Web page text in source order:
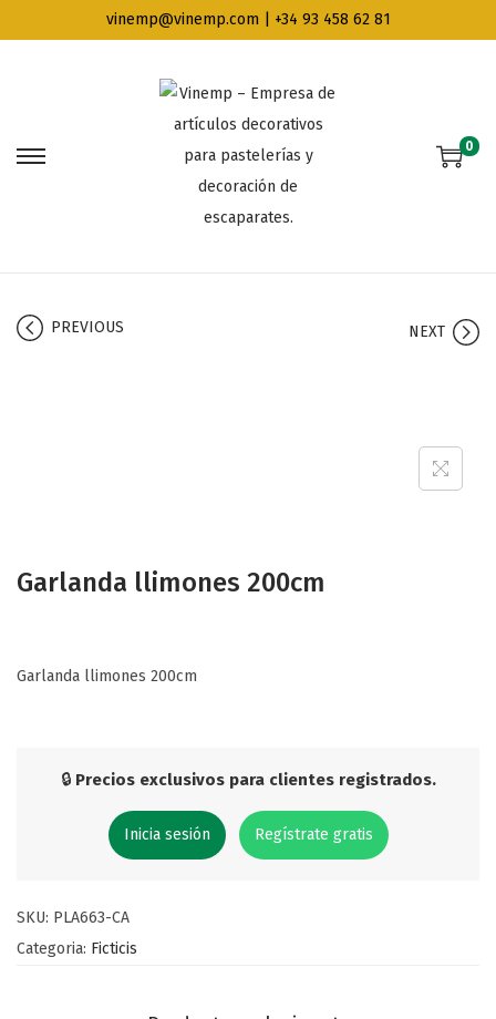
vinemp@vinemp.com | +34 93 458 62 81
0
PREVIOUS NEXT
Garlanda llimones 200cm
Garlanda llimones 200cm
🔒 Precios exclusivos para clientes registrados.
Inicia sesión Regístrate gratis
SKU: PLA663-CA
Categoria: Ficticis